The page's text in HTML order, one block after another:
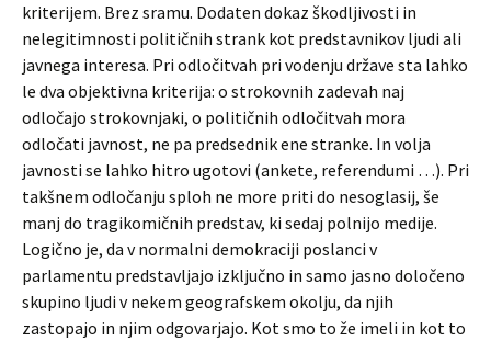
kriterijem. Brez sramu. Dodaten dokaz škodljivosti in
nelegitimnosti političnih strank kot predstavnikov ljudi ali
javnega interesa. Pri odločitvah pri vodenju države sta lahko
le dva objektivna kriterija: o strokovnih zadevah naj
odločajo strokovnjaki, o političnih odločitvah mora
odločati javnost, ne pa predsednik ene stranke. In volja
javnosti se lahko hitro ugotovi (ankete, referendumi …). Pri
takšnem odločanju sploh ne more priti do nesoglasij, še
manj do tragikomičnih predstav, ki sedaj polnijo medije.
Logično je, da v normalni demokraciji poslanci v
parlamentu predstavljajo izključno in samo jasno določeno
skupino ljudi v nekem geografskem okolju, da njih
zastopajo in njim odgovarjajo. Kot smo to že imeli in kot to